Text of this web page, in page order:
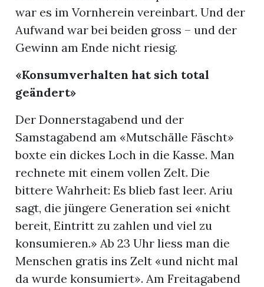
war es im Vornherein vereinbart. Und der
Aufwand war bei beiden gross – und der
Gewinn am Ende nicht riesig.
«Konsumverhalten hat sich total
geändert»
Der Donnerstagabend und der
Samstagabend am «Mutschälle Fäscht»
boxte ein dickes Loch in die Kasse. Man
rechnete mit einem vollen Zelt. Die
bittere Wahrheit: Es blieb fast leer. Ariu
sagt, die jüngere Generation sei «nicht
bereit, Eintritt zu zahlen und viel zu
konsumieren.» Ab 23 Uhr liess man die
Menschen gratis ins Zelt «und nicht mal
da wurde konsumiert». Am Freitagabend